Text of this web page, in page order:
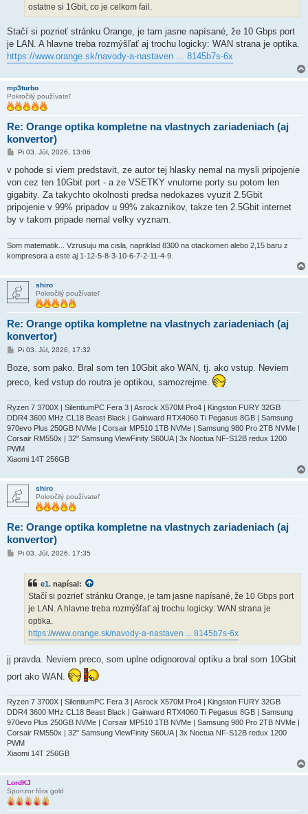
ostatne si 1Gbit, co je celkom fail.
Stačí si pozrieť stránku Orange, je tam jasne napísané, že 10 Gbps port
je LAN. A hlavne treba rozmýšľať aj trochu logicky: WAN strana je optika.
https://www.orange.sk/navody-a-nastaven ... 8145b7s-6x
mp3turbo
Pokročilý používateľ
Re: Orange optika kompletne na vlastnych zariadeniach (aj
konvertor)
P
í
s
p
e
v
o
k
Pi 03. Júl, 2026, 13:06
v pohode si viem predstavit, ze autor tej hlasky nemal na mysli pripojenie
von cez ten 10Gbit port - a ze VSETKY vnutorne porty su potom len
gigabity. Za takychto okolnosti predsa nedokazes vyuzit 2.5Gbit
pripojenie v 99% pripadov u 99% zakaznikov, takze ten 2.5Gbit internet
by v takom pripade nemal velky vyznam.
Som matematik... Vzrusuju ma cisla, napriklad 8300 na otackomeri alebo 2,15 baru z
kompresora a este aj 1-12-5-8-3-10-6-7-2-11-4-9.
shiro
Pokročilý používateľ
Re: Orange optika kompletne na vlastnych zariadeniach (aj
konvertor)
P
í
p
o
k
Pi 03. Júl, 2026, 17:32
Boze, som pako. Bral som ten 10Gbit ako WAN, tj. ako vstup. Neviem
preco, ked vstup do routra je optikou, samozrejme.
Ryzen 7 3700X | SilentiumPC Fera 3 | Asrock X570M Pro4 | Kingston FURY 32GB
DDR4 3600 MHz CL18 Beast Black | Gainward RTX4060 Ti Pegasus 8GB | Samsung
970evo Plus 250GB NVMe | Corsair MP510 1TB NVMe | Samsung 980 Pro 2TB NVMe |
Corsair RM550x | 32" Samsung ViewFinity S60UA | 3x Noctua NF-S12B redux 1200
PWM
Xiaomi 14T 256GB
shiro
Pokročilý používateľ
Re: Orange optika kompletne na vlastnych zariadeniach (aj
konvertor)
PPi 03. Júl, 2026, 17:35
e1. napísal:
Stačí si pozrieť stránku Orange, je tam jasne napísané, že 10 Gbps port
je LAN. A hlavne treba rozmýšľať aj trochu logicky: WAN strana je
optika.
https://www.orange.sk/navody-a-nastaven ... 8145b7s-6x
jj pravda. Neviem preco, som uplne odignoroval optiku a bral som 10Gbit
port ako WAN.
Ryzen 7 3700X | SilentiumPC Fera 3 | Asrock X570M Pro4 | Kingston FURY 32GB
DDR4 3600 MHz CL18 Beast Black | Gainward RTX4060 Ti Pegasus 8GB | Samsung
970evo Plus 250GB NVMe | Corsair MP510 1TB NVMe | Samsung 980 Pro 2TB NVMe |
Corsair RM550x | 32" Samsung ViewFinity S60UA | 3x Noctua NF-S12B redux 1200
PWM
Xiaomi 14T 256GB
LordKJ
Sponzor fóra gold